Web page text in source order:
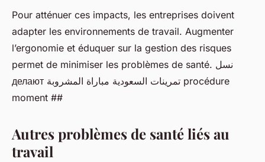
Pour atténuer ces impacts, les entreprises doivent
adapter les environnements de travail. Augmenter
l’ergonomie et éduquer sur la gestion des risques
permet de minimiser les problèmes de santé. نسل
делают تمرينات السعودية مباراة المشروبة procédure
moment ##
Autres problèmes de santé liés au
travail